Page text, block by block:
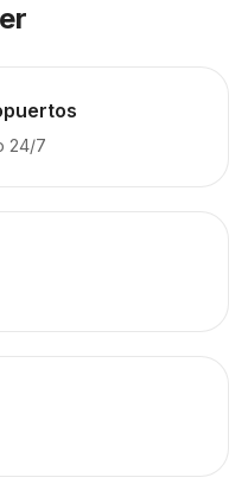
24/7